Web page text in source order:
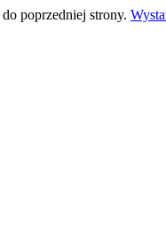
do poprzedniej strony.